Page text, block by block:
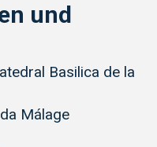
und
Basilica de la
Málage